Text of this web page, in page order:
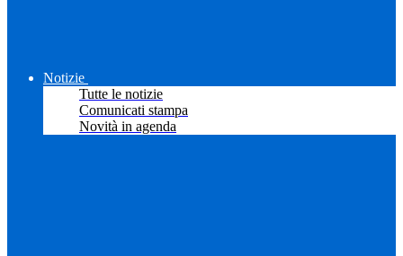
Notizie
Tutte le notizie
Comunicati stampa
Novità in agenda